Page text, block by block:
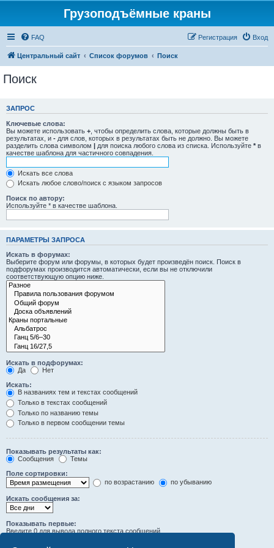
Грузоподъёмные краны
FAQ Вход
Регистрация
Центральный сайт Список форумов Поиск
Поиск
ЗАПРОС
Ключевые слова:
Вы можете использовать + , чтобы определить слова, которые должны быть в
результатах, и - для слов, которых в результатах быть не должно. Вы можете
разделить слова символом | для поиска любого слова из списка. Используйте * в
качестве шаблона для частичного совпадения.
Искать все слова
Искать любое слово/поиск с языком запросов
Поиск по автору:
Используйте * в качестве шаблона.
ПАРАМЕТРЫ ЗАПРОСА
Искать в форумах:
Выберите форум или форумы, в которых будет произведён поиск. Поиск в
подфорумах производится автоматически, если вы не отключили
соответствующую опцию ниже.
Искать в подфорумах:
Да
Нет
Искать:
В названиях тем и текстах сообщений
Только в текстах сообщений
Только по названию темы
Только в первом сообщении темы
Показывать результаты как:
Сообщения
Темы
Поле сортировки:
по возрастанию
по убыванию
Искать сообщения за:
Показывать первые:
Введите 0 для вывода полного текста сообщений.